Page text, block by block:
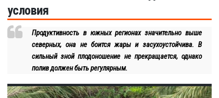
условия
Продуктивность в южных регионах значительно выше
северных, она не боится жары и засухоустойчива. В
сильный зной плодоношение не прекращается, однако
полив должен быть регулярным.